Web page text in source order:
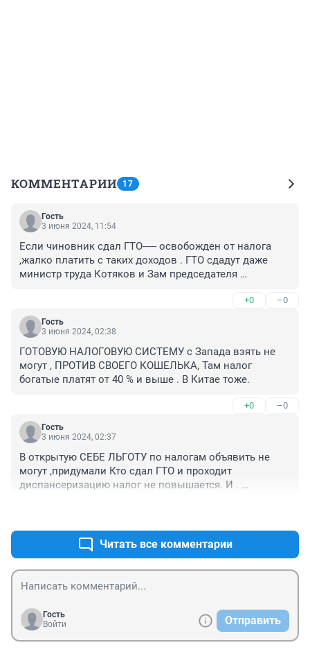
КОММЕНТАРИИ 17
Гость
3 июня 2024, 11:54
Если чиновник сдал ГТО----- освобожден от налога
,жалко платить с таких доходов . ГТО сдадут даже
министр труда Котяков и Зам председателя
+0 –0
Гость
3 июня 2024, 02:38
ГОТОВУЮ НАЛОГОВУЮ СИСТЕМУ с Запада взять не
могут , ПРОТИВ СВОЕГО КОШЕЛЬКА, Там налог
богатые платят от 40 % и выше . В Китае тоже.
+0 –0
Гость
3 июня 2024, 02:37
В открытую СЕБЕ ЛЬГОТУ по налогам объявить не
могут ,придумали Кто сдал ГТО и проходит
диспансеризацию налог не повышается. И .
Читать все комментарии
Гость
Войти
Отправить